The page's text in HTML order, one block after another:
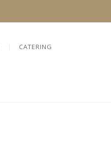
CATERING